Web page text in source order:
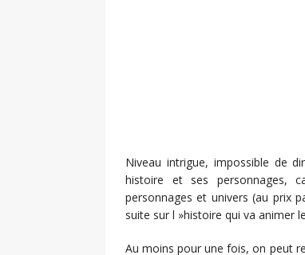
Niveau intrigue, impossible de
histoire et ses personnages,
personnages et univers (au prix
suite sur l »histoire qui va animer
Au moins pour une fois, on peut